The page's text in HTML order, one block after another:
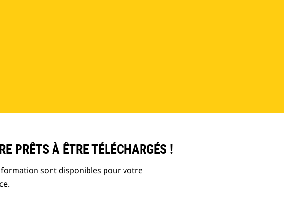
PRÊTS À ÊTRE TÉLÉCHARGÉS !
sont disponibles pour votre